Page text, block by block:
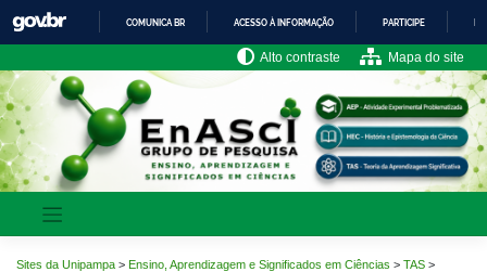
para
o
conteúdo
IR
PARA
O
COMUNICA BR ACESSO À INFORMAÇÃO PARTICIPE
Alto contraste Mapa do site
Sites da Unipampa > Ensino, Aprendizagem e Significados em Ciências > TAS >